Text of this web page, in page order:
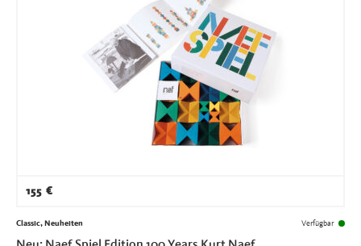
155 €
Classic, Neuheiten Verfügbar